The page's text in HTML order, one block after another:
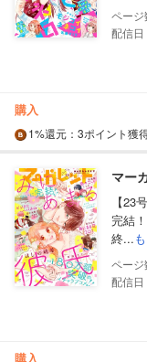
配信
購入
1%還元 ：3ポイント獲
マー
【23
完結
終...
配信
購入